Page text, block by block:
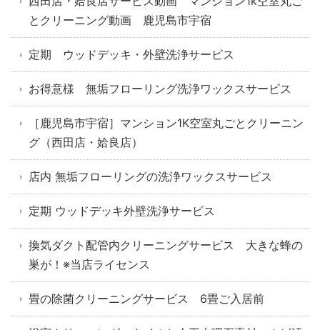
とクリーニング動画 鹿児島市宇宿
定期 ウッドデッキ・外壁洗浄サービス
お得意様 無垢フローリング洗浄ワックスサービス
［鹿児島市宇宿］マンション1K空室丸ごとクリーニン
グ（西田店・姶良店）
店内 無垢フローリングの洗浄ワックスサービス
定期 ウッドデッキ外壁洗浄サービス
換気ダクト配管内クリーニングサービス 大きな蜂の
巣が！※当店ライセンス
畳の除菌クリーニングサービス 6畳ご入居前